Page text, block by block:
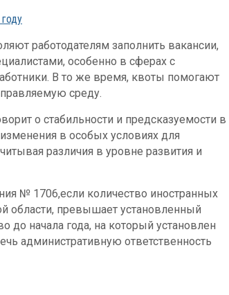
работодателям заполнить вакансии,
особенно в сферах с
В то же время, квоты помогают
среду.
о стабильности и предсказуемости в
в особых условиях для
различия в уровне развития и
№ 1706,если количество иностранных
области, превышает установленный
до начала года, на который установлен
административную ответственность